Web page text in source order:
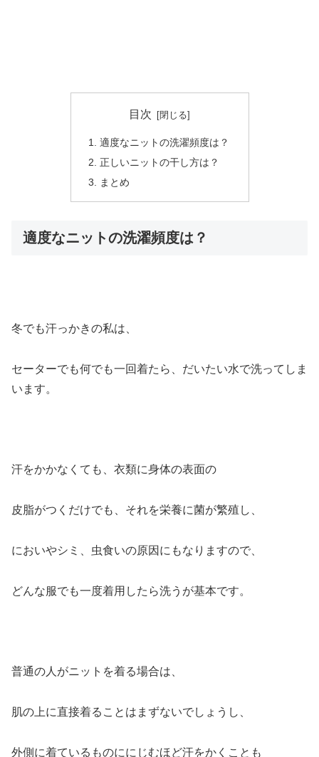
目次
適度なニットの洗濯頻度は？
正しいニットの干し方は？
まとめ
適度なニットの洗濯頻度は？
冬でも汗っかきの私は、
セーターでも何でも一回着たら、だいたい水で洗ってしま
います。
汗をかかなくても、衣類に身体の表面の
皮脂がつくだけでも、それを栄養に菌が繁殖し、
においやシミ、虫食いの原因にもなりますので、
どんな服でも一度着用したら洗うが基本です。
普通の人がニットを着る場合は、
肌の上に直接着ることはまずないでしょうし、
外側に着ているものににじむほど汗をかくことも